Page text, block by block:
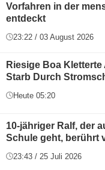
Vorfahren in der
entdeckt
23:22 / 03 August 2026
Riesige Boa
Starb Durch
Heute 05:20
10-jähriger Ralf, der
Schule geht, berührt
23:43 / 25 Juli 2026